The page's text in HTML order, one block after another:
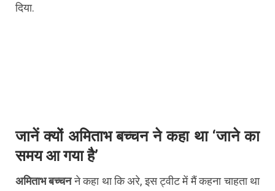
दिया.
जानें क्यों अमिताभ बच्चन ने कहा था ‘जाने का
समय आ गया है’
अमिताभ बच्चनने कहा था कि अरे, इस ट्वीट में मैं कहना चाहता था